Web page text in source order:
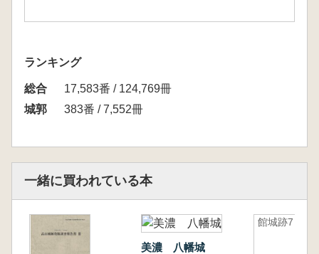
ランキング
総合
17,583番 / 124,769冊
城郭
383番 / 7,552冊
一緒に買われている本
美濃 八幡城
館城跡7